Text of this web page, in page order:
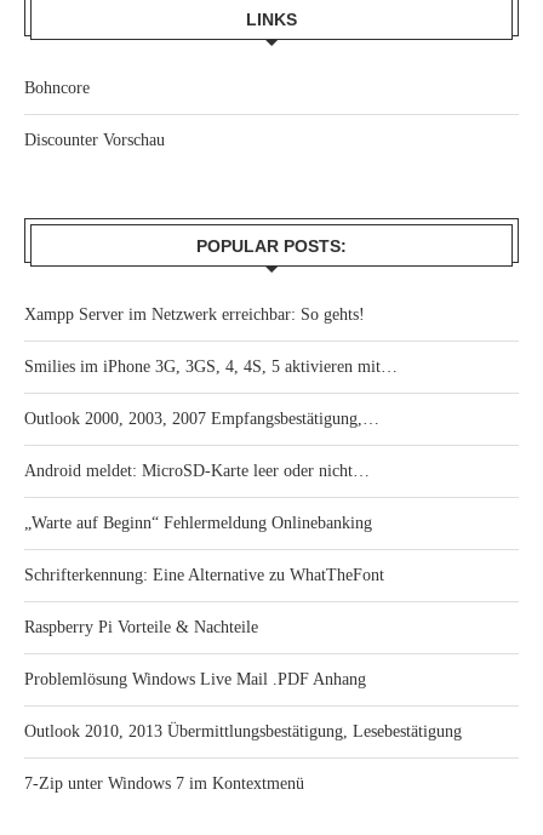
LINKS
Bohncore
Discounter Vorschau
POPULAR POSTS:
Xampp Server im Netzwerk erreichbar: So gehts!
Smilies im iPhone 3G, 3GS, 4, 4S, 5 aktivieren mit…
Outlook 2000, 2003, 2007 Empfangsbestätigung,…
Android meldet: MicroSD-Karte leer oder nicht…
„Warte auf Beginn“ Fehlermeldung Onlinebanking
Schrifterkennung: Eine Alternative zu WhatTheFont
Raspberry Pi Vorteile & Nachteile
Problemlösung Windows Live Mail .PDF Anhang
Outlook 2010, 2013 Übermittlungsbestätigung, Lesebestätigung
7-Zip unter Windows 7 im Kontextmenü